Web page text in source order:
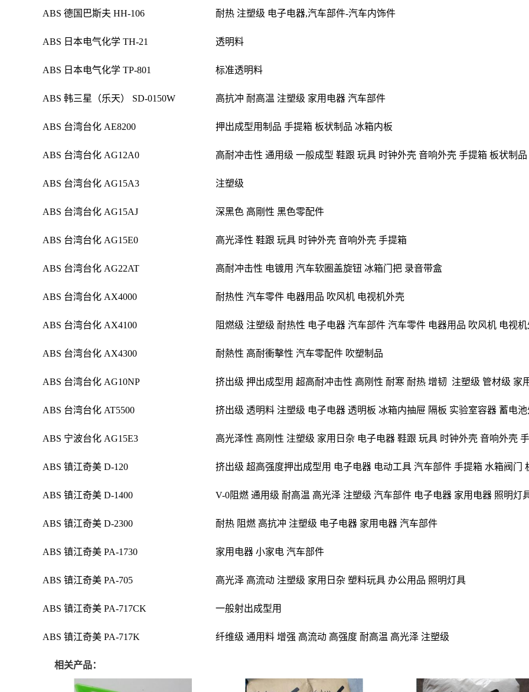
ABS 德国巴斯夫 HH-106 耐热 注塑级 电子电器,汽车部件-汽车内饰件
ABS 日本电气化学 TH-21 透明料
ABS 日本电气化学 TP-801 标准透明料
ABS 韩三星（乐天） SD-0150W 高抗冲 耐高温 注塑级 家用电器 汽车部件
ABS 台湾台化 AE8200 押出成型用制品 手提箱 板状制品 冰箱内板
ABS 台湾台化 AG12A0 高耐冲击性 通用级 一般成型 鞋跟 玩具 时钟外壳 音响外壳 手提箱 板状制
ABS 台湾台化 AG15A3 注塑级
ABS 台湾台化 AG15AJ 深黑色 高剛性 黑色零配件
ABS 台湾台化 AG15E0 高光泽性 鞋跟 玩具 时钟外壳 音响外壳 手提箱
ABS 台湾台化 AG22AT 高耐冲击性 电镀用 汽车软圈盖旋钮 冰箱门把 录音带盒
ABS 台湾台化 AX4000 耐热性 汽车零件 电器用品 吹风机 电视机外壳
ABS 台湾台化 AX4100 阻燃级 注塑级 耐热性 电子电器 汽车部件 汽车零件 电器用品 吹风机 电视机
ABS 台湾台化 AX4300 耐熱性 高耐衝擊性 汽车零配件 吹塑制品
ABS 台湾台化 AG10NP 挤出级 押出成型用 超高耐冲击性 高刚性 耐寒 耐热 增韧 注塑级 管材级 家
ABS 台湾台化 AT5500 挤出级 透明料 注塑级 电子电器 透明板 冰箱内抽屉 隔板 实验室容器 蓄电池
ABS 宁波台化 AG15E3 高光泽性 高刚性 注塑级 家用日杂 电子电器 鞋跟 玩具 时钟外壳 音响外壳
ABS 镇江奇美 D-120 挤出级 超高强度押出成型用 电子电器 电动工具 汽车部件 手提箱 水箱阀门
ABS 镇江奇美 D-1400 V-0阻燃 通用级 耐高温 高光泽 注塑级 汽车部件 电子电器 家用电器 照明灯
ABS 镇江奇美 D-2300 耐热 阻燃 高抗冲 注塑级 电子电器 家用电器 汽车部件
ABS 镇江奇美 PA-1730 家用电器 小家电 汽车部件
ABS 镇江奇美 PA-705 高光泽 高流动 注塑级 家用日杂 塑料玩具 办公用品 照明灯具
ABS 镇江奇美 PA-717CK 一般射出成型用
ABS 镇江奇美 PA-717K 纤维级 通用料 增强 高流动 高强度 耐高温 高光泽 注塑级
相关产品：